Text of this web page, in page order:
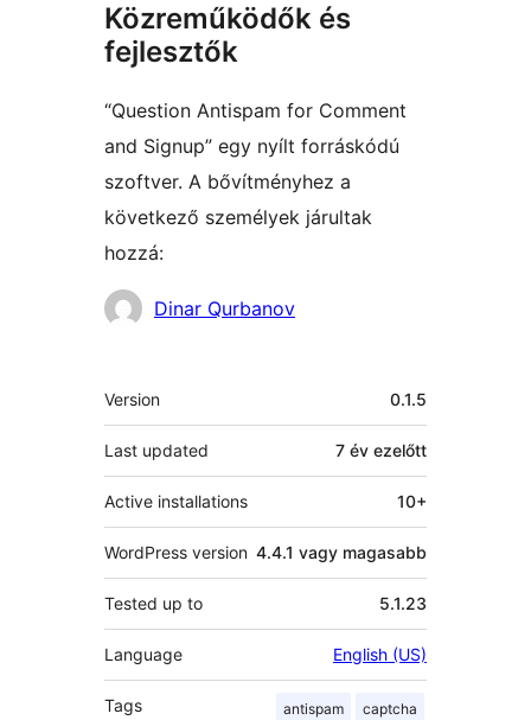
Közreműködők és
fejlesztők
“Question Antispam for Comment
and Signup” egy nyílt forráskódú
szoftver. A bővítményhez a
következő személyek járultak
hozzá:
Közreműködők
Dinar Qurbanov
Meta
Version 0.1.5
Last updated 7 év ezelőtt
Active installations 10+
WordPress version 4.4.1 vagy magasabb
Tested up to 5.1.23
Language English (US)
Tags antispam captcha